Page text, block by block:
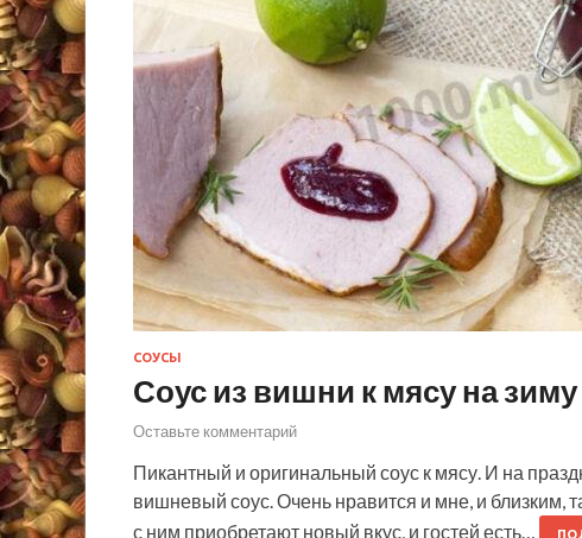
СОУСЫ
Соус из вишни к мясу на зиму
Оставьте комментарий
Пикантный и оригинальный соус к мясу. И на
вишневый соус. Очень нравится и мне, и близким,
с ним приобретают новый вкус, и гостей есть…